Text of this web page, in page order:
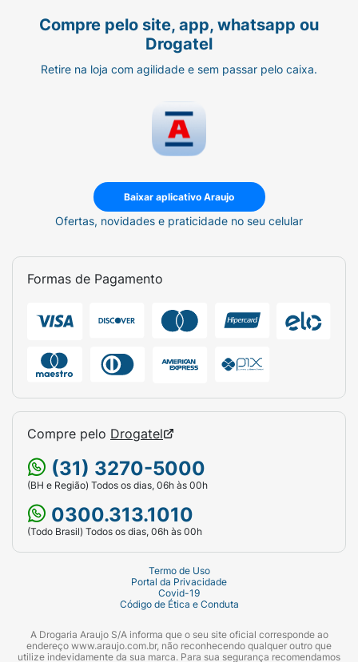
Compre pelo site, app, whatsapp ou
Drogatel
Retire na loja com agilidade e sem passar pelo caixa.
Baixar aplicativo Araujo
Ofertas, novidades e praticidade no seu celular
Formas de Pagamento
Compre pelo Drogatel
(31) 3270-5000
(BH e Região) Todos os dias, 06h às 00h
0300.313.1010
(Todo Brasil) Todos os dias, 06h às 00h
Termo de Uso
Portal da Privacidade
Covid-19
Código de Ética e Conduta
A Drogaria Araujo S/A informa que o seu site oficial corresponde ao
endereço www.araujo.com.br, não reconhecendo qualquer outro que
utilize indevidamente da sua marca. Para sua segurança recomendamos